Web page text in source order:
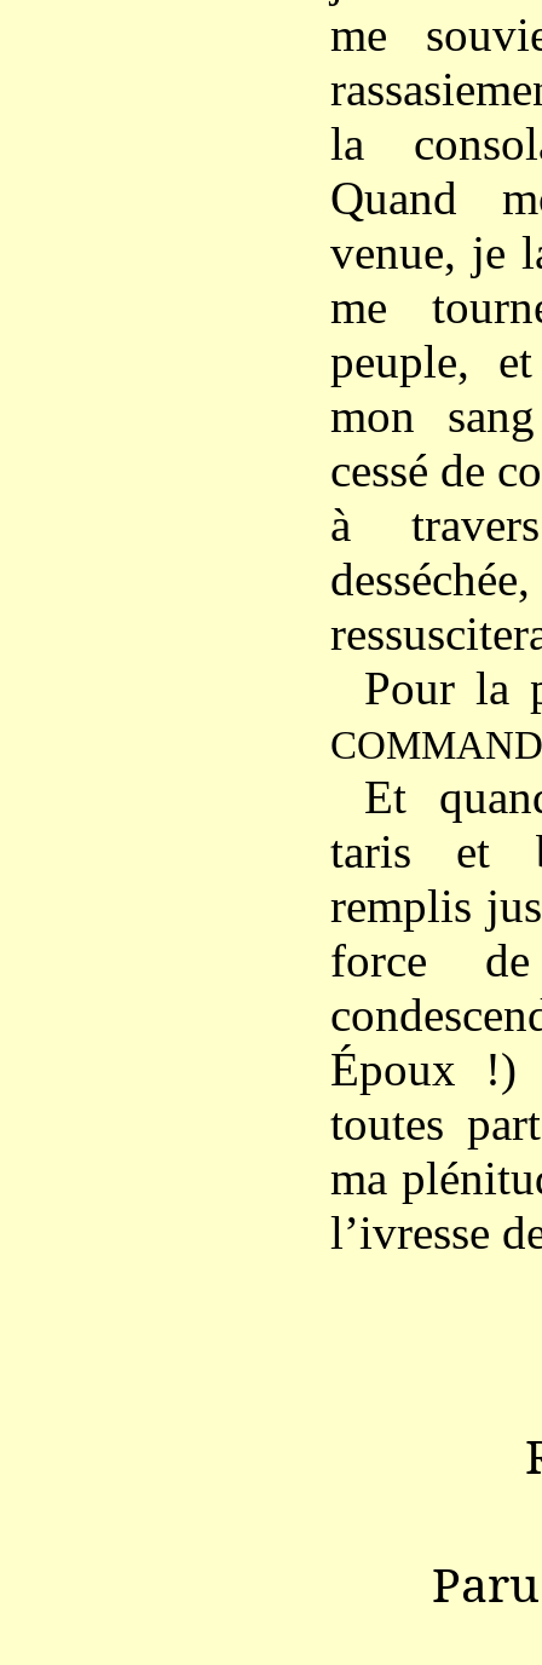
me
la
Quand
venue, je
me
peuple,
mon
cessé de
à
Pour la
Et
taris et
remplis
force
Époux !)
toutes
ma
l’ivresse